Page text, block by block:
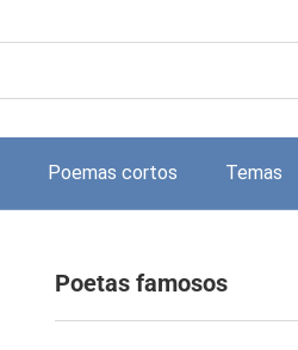
Poemas cortos Temas
Poetas famosos